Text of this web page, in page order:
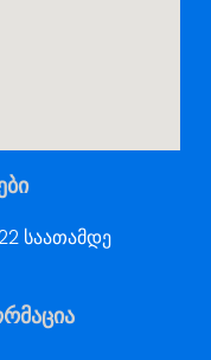
საათამდე